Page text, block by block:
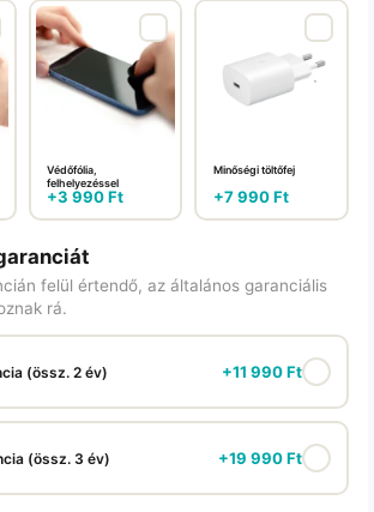
Védőfólia,
felhelyezéssel
+3 990Ft
Minőségi töltőfej
+7 990Ft
felül értendő, az általános garanciális
rá.
(össz. 2 év) +11 990Ft
(össz. 3 év) +19 990Ft